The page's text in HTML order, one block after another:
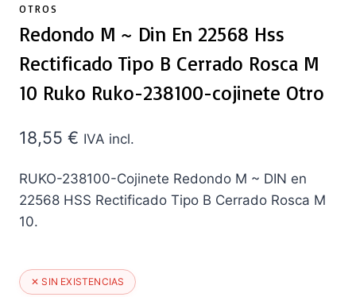
OTROS
Redondo M ~ Din En 22568 Hss
Rectificado Tipo B Cerrado Rosca M
10 Ruko Ruko-238100-cojinete Otro
18,55 € IVA incl.
RUKO-238100-Cojinete Redondo M ~ DIN en
22568 HSS Rectificado Tipo B Cerrado Rosca M
10.
✕ SIN EXISTENCIAS